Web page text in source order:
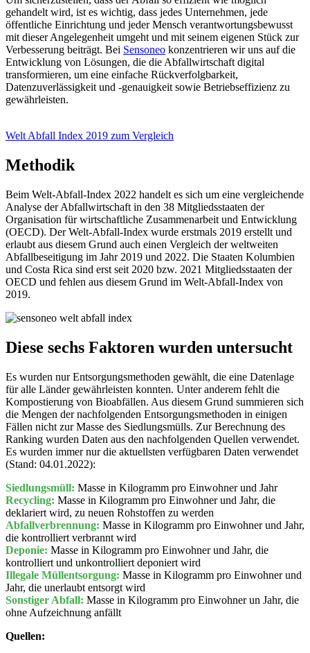
gehandelt wird, ist es wichtig, dass jedes Unternehmen, jede
öffentliche Einrichtung und jeder Mensch verantwortungsbewusst
mit dieser Angelegenheit umgeht und mit seinem eigenen Stück zur
Verbesserung beiträgt. Bei Sensoneo konzentrieren wir uns auf die
Entwicklung von Lösungen, die die Abfallwirtschaft digital
transformieren, um eine einfache Rückverfolgbarkeit,
Datenzuverlässigkeit und -genauigkeit sowie Betriebseffizienz zu
gewährleisten.
Welt Abfall Index 2019 zum Vergleich
Methodik
Beim Welt-Abfall-Index 2022 handelt es sich um eine vergleichende
Analyse der Abfallwirtschaft in den 38 Mitgliedsstaaten der
Organisation für wirtschaftliche Zusammenarbeit und Entwicklung
(OECD). Der Welt-Abfall-Index wurde erstmals 2019 erstellt und
erlaubt aus diesem Grund auch einen Vergleich der weltweiten
Abfallbeseitigung im Jahr 2019 und 2022. Die Staaten Kolumbien
und Costa Rica sind erst seit 2020 bzw. 2021 Mitgliedsstaaten der
OECD und fehlen aus diesem Grund im Welt-Abfall-Index von
2019.
Diese sechs Faktoren wurden untersucht
Es wurden nur Entsorgungsmethoden gewählt, die eine Datenlage
für alle Länder gewährleisten konnten. Unter anderem fehlt die
Kompostierung von Bioabfällen. Aus diesem Grund summieren sich
die Mengen der nachfolgenden Entsorgungsmethoden in einigen
Fällen nicht zur Masse des Siedlungsmülls. Zur Berechnung des
Ranking wurden Daten aus den nachfolgenden Quellen verwendet.
Es wurden immer nur die aktuellsten verfügbaren Daten verwendet
(Stand: 04.01.2022):
Siedlungsmüll: Masse in Kilogramm pro Einwohner und Jahr
Recycling: Masse in Kilogramm pro Einwohner und Jahr, die
deklariert wird, zu neuen Rohstoffen zu werden
Abfallverbrennung: Masse in Kilogramm pro Einwohner und Jahr,
die kontrolliert verbrannt wird
Deponie: Masse in Kilogramm pro Einwohner und Jahr, die
kontrolliert und unkontrolliert deponiert wird
Illegale Müllentsorgung: Masse in Kilogramm pro Einwohner und
Jahr, die unerlaubt entsorgt wird
Sonstiger Abfall: Masse in Kilogramm pro Einwohner un Jahr, die
ohne Aufzeichnung anfällt
Quellen: